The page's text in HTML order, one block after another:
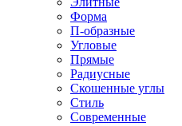
Форма
П-образные
Угловые
Прямые
Радиусные
Скошенные углы
Стиль
Современные